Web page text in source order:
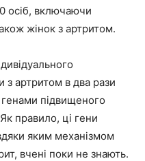
осіб, включаючи
жінок з артритом.
з артритом в два рази
підвищеного
правило, ці гени
яким механізмом
вчені поки не знають.